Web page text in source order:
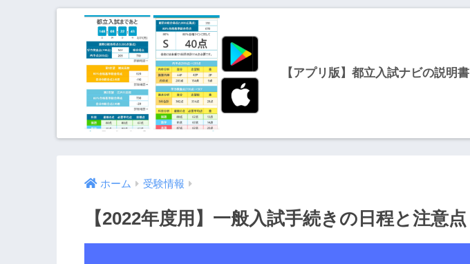
【アプリ版】都立入試ナビの説明書
ホーム 受験情報
【2022年度用】一般入試手続きの日程と注意点